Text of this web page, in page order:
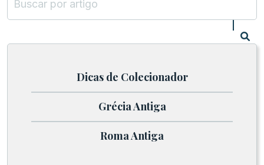
Dicas de Colecionador
Grécia Antiga
Roma Antiga